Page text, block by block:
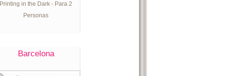
Printing in the Dark - Para 2
Personas
Barcelona